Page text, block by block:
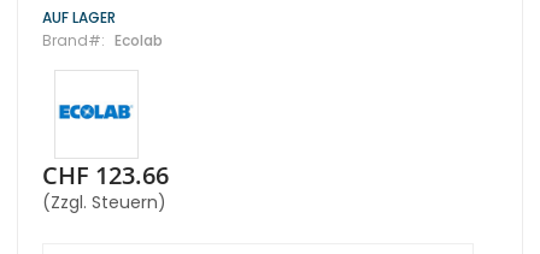
AUF LAGER
Brand
Ecolab
CHF 123.66
(Zzgl. Steuern)